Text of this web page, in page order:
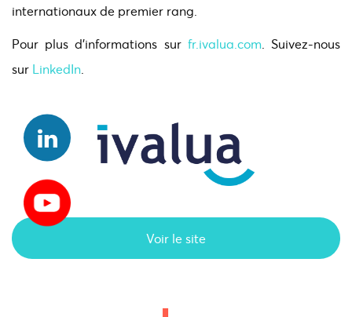
internationaux de premier rang.
Pour plus d’informations sur fr.ivalua.com. Suivez-nous
sur LinkedIn
Voir le site